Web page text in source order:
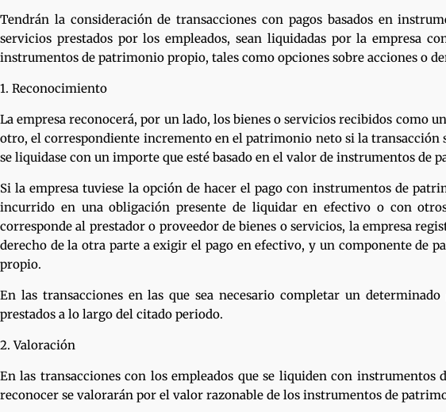
Tendrán la consideración de transacciones con pagos basados en
servicios prestados por los empleados, sean liquidadas por la empresa
instrumentos de patrimonio propio, tales como opciones sobre acciones o
1. Reconocimiento
La empresa reconocerá, por un lado, los bienes o servicios recibidos como
otro, el correspondiente incremento en el patrimonio neto si la
se liquidase con un importe que esté basado en el valor de instrumentos de
Si la empresa tuviese la opción de hacer el pago con instrumentos de
incurrido en una obligación presente de liquidar en efectivo o con
corresponde al prestador o proveedor de bienes o servicios, la empresa
derecho de la otra parte a exigir el pago en efectivo, y un componente
propio.
En las transacciones en las que sea necesario completar un
prestados a lo largo del citado periodo.
2. Valoración
En las transacciones con los empleados que se liquiden con
reconocer se valorarán por el valor razonable de los instrumentos de